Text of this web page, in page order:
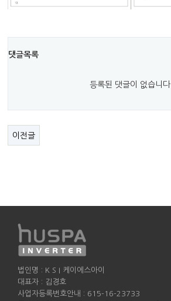
댓글목록
등록된 댓글이 없습니다.
이전글
법인명 : K S I 케이에스아이
대표자 : 김경호
사업자등록번호안내 : 615-16-23733